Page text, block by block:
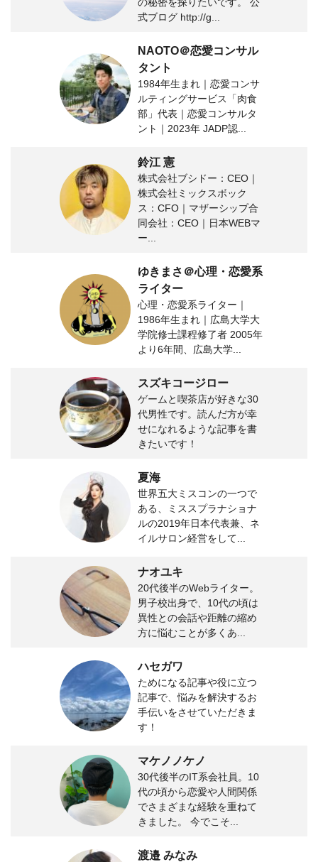
の秘密を探りたいです。 公
式ブログ http://g...
NAOTO＠恋愛コンサル
タント
1984年生まれ｜恋愛コンサ
ルティングサービス「肉食
部」代表｜恋愛コンサルタ
ント｜2023年 JADP認...
鈴江 憲
株式会社ブシドー：CEO｜
株式会社ミックスボック
ス：CFO｜マザーシップ合
同会社：CEO｜日本WEBマ
ー...
ゆきまさ＠心理・恋愛系
ライター
心理・恋愛系ライター｜
1986年生まれ｜広島大学大
学院修士課程修了者 2005年
より6年間、広島大学...
スズキコージロー
ゲームと喫茶店が好きな30
代男性です。読んだ方が幸
せになれるような記事を書
きたいです！
夏海
世界五大ミスコンの一つで
ある、ミススプラナショナ
ルの2019年日本代表兼、ネ
イルサロン経営をして...
ナオユキ
20代後半のWebライター。
男子校出身で、10代の頃は
異性との会話や距離の縮め
方に悩むことが多くあ...
ハセガワ
ためになる記事や役に立つ
記事で、悩みを解決するお
手伝いをさせていただきま
す！
マケノノケノ
30代後半のIT系会社員。10
代の頃から恋愛や人間関係
でさまざまな経験を重ねて
きました。 今でこそ...
渡邉 みなみ